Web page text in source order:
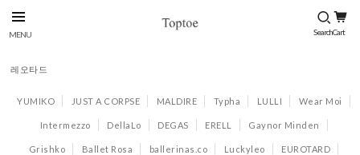
레오타드
YUMIKO JUST A CORPSE MALDIRE Typha LULLI Wear Moi
Intermezzo DellaLo DEGAS ERELL Gaynor Minden
Grishko Ballet Rosa ballerinas.co Luckyleo EUROTARD